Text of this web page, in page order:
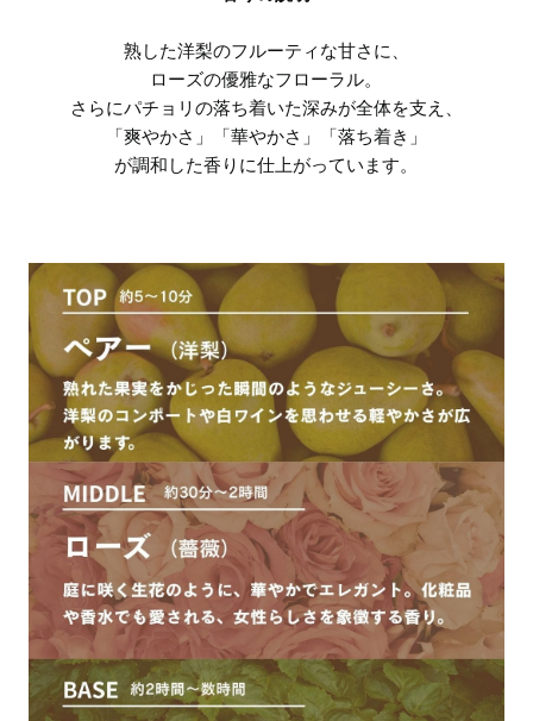
熟した洋梨のフルーティな甘さに、
ローズの優雅なフローラル。
さらにパチョリの落ち着いた深みが全体を支え、
「爽やかさ」「華やかさ」「落ち着き」
が調和した香りに仕上がっています。